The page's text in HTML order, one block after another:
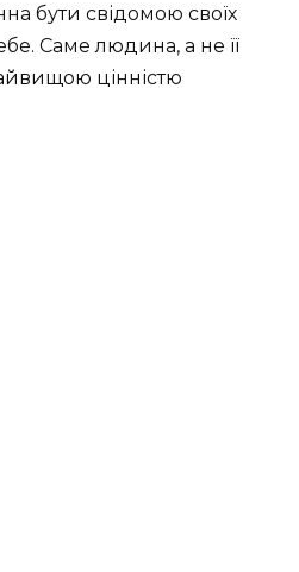
бути свідомою своїх
Саме людина, а не її
цінністю